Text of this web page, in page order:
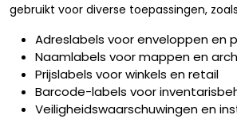
gebruikt voor diverse toepassingen,
Adreslabels voor enveloppen en
Naamlabels voor mappen en
Prijslabels voor winkels en retail
Barcode-labels voor
Veiligheidswaarschuwingen en